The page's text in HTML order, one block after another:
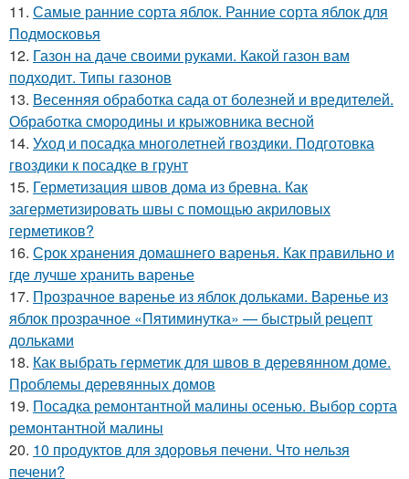
11. Самые ранние сорта яблок. Ранние сорта яблок для
Подмосковья
12. Газон на даче своими руками. Какой газон вам
подходит. Типы газонов
13. Весенняя обработка сада от болезней и вредителей.
Обработка смородины и крыжовника весной
14. Уход и посадка многолетней гвоздики. Подготовка
гвоздики к посадке в грунт
15. Герметизация швов дома из бревна. Как
загерметизировать швы с помощью акриловых
герметиков?
16. Срок хранения домашнего варенья. Как правильно и
где лучше хранить варенье
17. Прозрачное варенье из яблок дольками. Варенье из
яблок прозрачное «Пятиминутка» — быстрый рецепт
дольками
18. Как выбрать герметик для швов в деревянном доме.
Проблемы деревянных домов
19. Посадка ремонтантной малины осенью. Выбор сорта
ремонтантной малины
20. 10 продуктов для здоровья печени. Что нельзя
печени?